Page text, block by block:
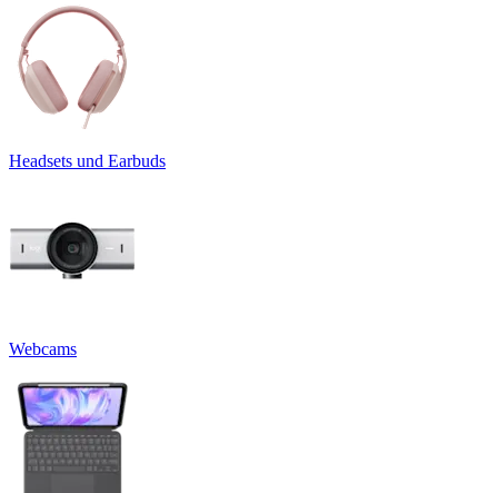
Headsets und Earbuds
Webcams